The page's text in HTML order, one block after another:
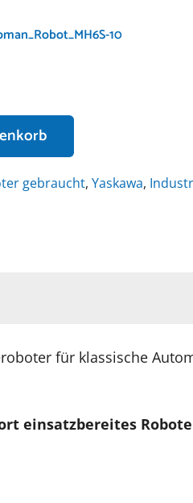
10
gebraucht, Yaskawa,
für klassische
einsatzbereites